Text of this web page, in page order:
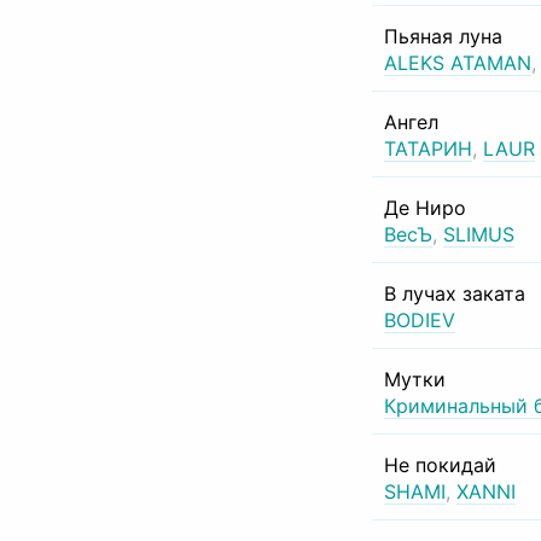
Пьяная луна
ALEKS ATAMAN,
Ангел
ТАТАРИН, LAUR
Де Ниро
ВесЪ, SLIMUS
В лучах заката
BODIEV
Мутки
Криминальный
Не покидай
SHAMI, XANNI